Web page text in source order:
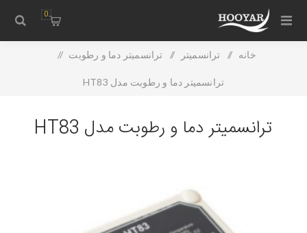
0
خانه / ترانسمیتر / ترانسمیتر دما و رطوبت /
ترانسمیتر دما و رطوبت مدل HT83
ترانسمیتر دما و رطوبت مدل HT83